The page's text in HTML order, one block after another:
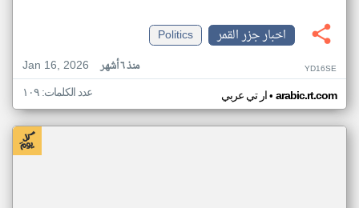
اخبار جزر القمر
Politics
Jan 16, 2026
منذ ٦ أشهر YD16SE
ار تي عربي• arabic.rt.com عدد الكلمات: ١٠٩